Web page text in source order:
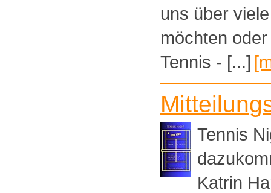
uns über
möchten
Tennis - [...]
Tennis
Katrin